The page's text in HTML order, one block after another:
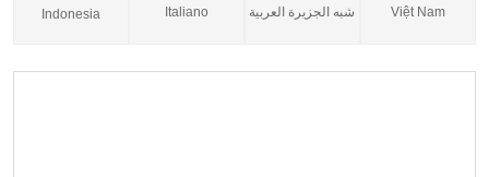
Indonesia Italiano شبه الجزيرة العربية Việt Nam